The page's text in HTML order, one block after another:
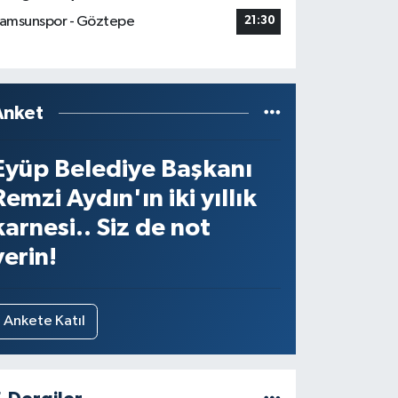
- Göztepe
21:30
Belediye Başkanı
Aydın'ın iki yıllık
Siz de not
Ankete Katıl